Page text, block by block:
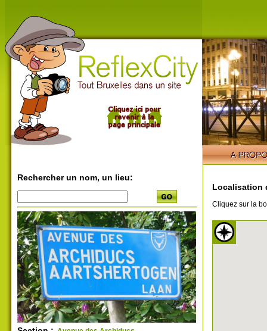
Rechercher un nom, un lieu:
Localisation
Cliquez sur la